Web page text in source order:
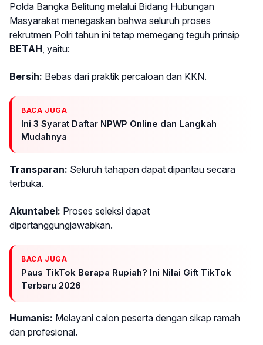
Polda Bangka Belitung melalui Bidang Hubungan
Masyarakat menegaskan bahwa seluruh proses
rekrutmen Polri tahun ini tetap memegang teguh prinsip
BETAH, yaitu:
Bersih: Bebas dari praktik percaloan dan KKN.
BACA JUGA
Ini 3 Syarat Daftar NPWP Online dan Langkah
Mudahnya
Transparan: Seluruh tahapan dapat dipantau secara
terbuka.
Akuntabel: Proses seleksi dapat
dipertanggungjawabkan.
BACA JUGA
Paus TikTok Berapa Rupiah? Ini Nilai Gift TikTok
Terbaru 2026
Humanis: Melayani calon peserta dengan sikap ramah
dan profesional.